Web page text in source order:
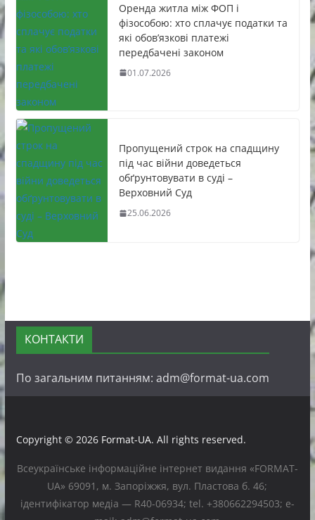
Оренда житла між ФОП і
фізособою: хто сплачує податки та
які обов’язкові платежі
передбачені законом
01.07.2026
Пропущений строк на спадщину
під час війни доведеться
обґрунтовувати в суді –
Верховний Суд
25.06.2026
КОНТАКТИ
По загальним питанням: adm@format-ua.com
Copyright © 2026 Format-UA. All rights reserved.
Всеукраїнське інформаційне інтернет видання «FORMAT-
UA» 69091, м. Запоріжжя, вул. Пластова б. 46;
ідентифікатор медіа — R40-06934; tel. +380662294503; e-